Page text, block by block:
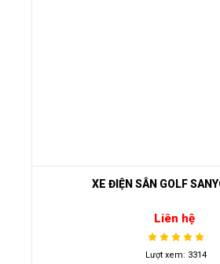
XE ĐIỆN SÂN GOLF
Liên hệ
Lượt xem: 3314